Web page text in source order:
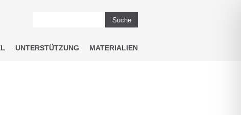
Suche
UNTERSTÜTZUNG MATERIALIEN